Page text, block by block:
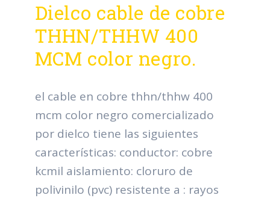
Dielco cable de cobre
THHN/THHW 400
MCM color negro.
el cable en cobre thhn/thhw 400
mcm color negro comercializado
por dielco tiene las siguientes
características: conductor: cobre
kcmil aislamiento: cloruro de
polivinilo (pvc) resistente a : rayos